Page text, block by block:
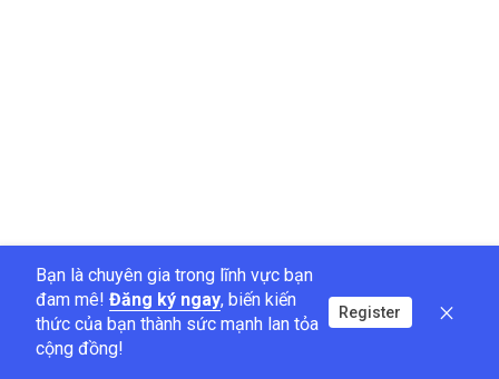
Bạn là chuyên gia trong lĩnh vực bạn
đam mê! Đăng ký ngay, biến kiến
thức của bạn thành sức mạnh lan tỏa
cộng đồng!
Register